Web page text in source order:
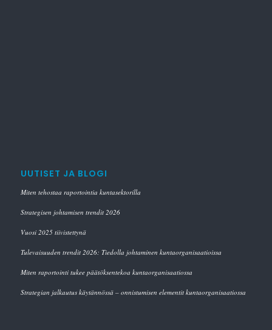
UUTISET JA BLOGI
Miten tehostaa raportointia kuntasektorilla
Strategisen johtamisen trendit 2026
Vuosi 2025 tiivistettynä
Tulevaisuuden trendit 2026: Tiedolla johtaminen kuntaorganisaatioissa
Miten raportointi tukee päätöksentekoa kuntaorganisaatiossa
Strategian jalkautus käytännössä – onnistumisen elementit kuntaorganisaatiossa